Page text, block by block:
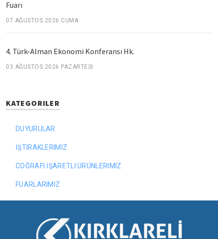
Fuarı
07 AĞUSTOS 2026 CUMA
4. Türk-Alman Ekonomi Konferansı Hk.
03 AĞUSTOS 2026 PAZARTESI
KATEGORILER
DUYURULAR
İŞTIRAKLERIMIZ
COĞRAFI İŞARETLI ÜRÜNLERIMIZ
FUARLARIMIZ